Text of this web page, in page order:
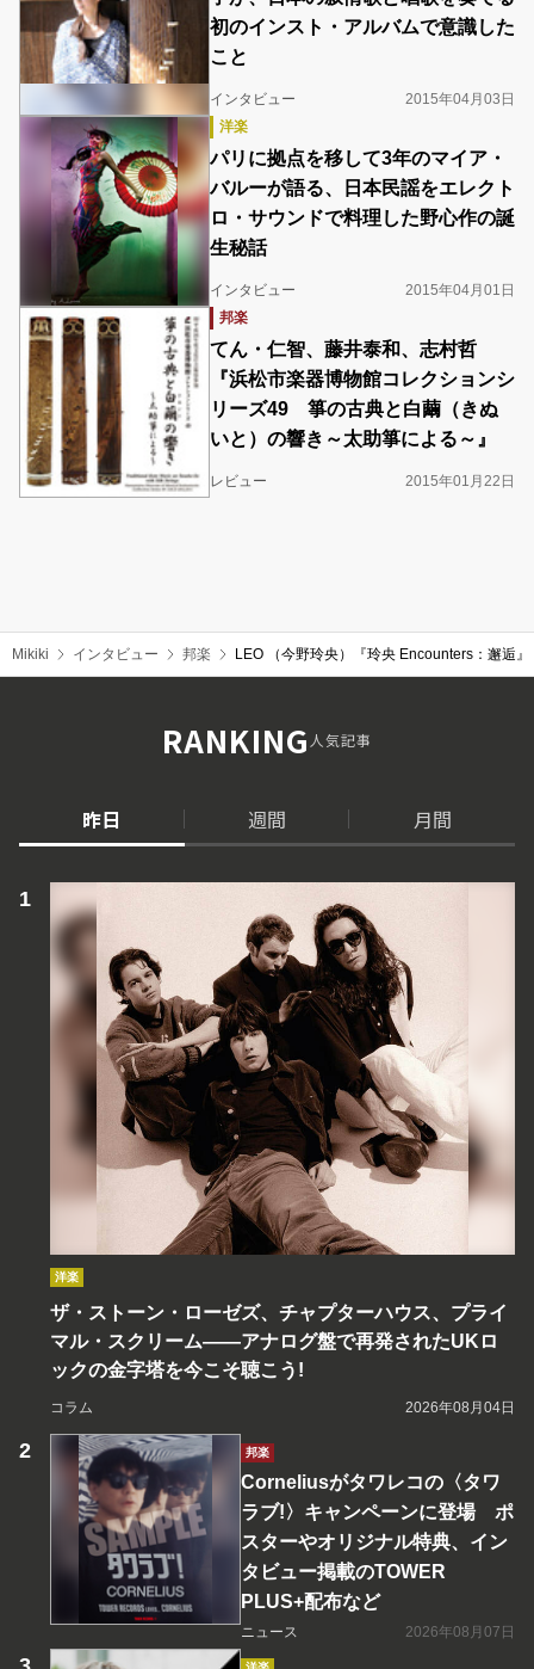
初のインスト・アルバムで意識した
こと
インタビュー
2015年04月03日
洋楽
パリに拠点を移して3年のマイア・
バルーが語る、日本民謡をエレクト
ロ・サウンドで料理した野心作の誕
生秘話
インタビュー
2015年04月01日
邦楽
てん・仁智、藤井泰和、志村哲
『浜松市楽器博物館コレクションシ
リーズ49 箏の古典と白繭（きぬ
いと）の響き～太助箏による～』
レビュー 2015年01月22日
Mikiki インタビュー 邦楽 LEO （今野玲央）『玲央 Encounters：邂逅
RANKING人気記事
昨日 週間 月間
洋楽
ザ・ストーン・ローゼズ、チャプターハウス、プライ
マル・スクリーム――アナログ盤で再発されたUKロ
ックの金字塔を今こそ聴こう!
コラム 2026年08月04日
邦楽
Corneliusがタワレコの〈タワ
ラブ!〉キャンペーンに登場 ポ
スターやオリジナル特典、イン
タビュー掲載のTOWER
PLUS+配布など
ニュース 2026年08月07日